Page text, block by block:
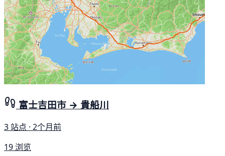
富士吉田市 → 貴船川
3 站点 · 2个月前
19 浏览